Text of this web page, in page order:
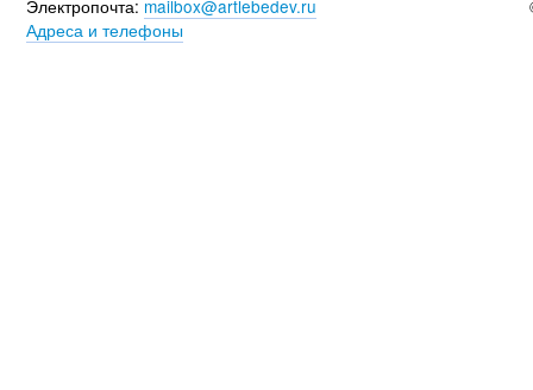
Электропочта: mailbox@artlebedev.ru
Адреса и телефоны